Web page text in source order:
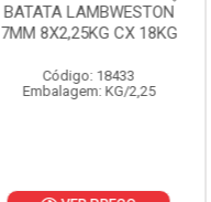
BATATA LAMBWESTON
7MM 8X2,25KG CX 18KG
Código: 18433
Embalagem: KG/2,25